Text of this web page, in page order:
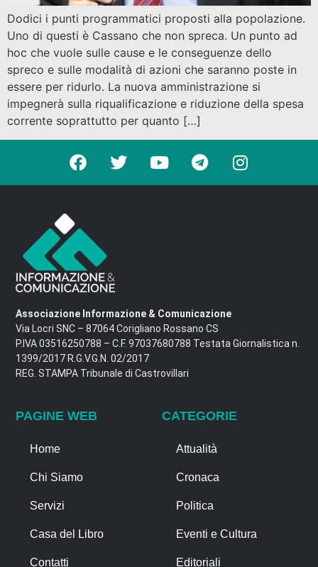
Dodici i punti programmatici proposti alla popolazione.
Uno di questi è Cassano che non spreca. Un punto ad
hoc che vuole sulle cause e le conseguenze dello
spreco e sulle modalità di azioni che saranno poste in
essere per ridurlo. La nuova amministrazione si
impegnerà sulla riqualificazione e riduzione della spesa
corrente soprattutto per quanto […]
Associazione Informazione & Comunicazione
Via Locri SNC – 87064 Corigliano Rossano CS
P.IVA 03516250788 – C.F. 97037680788 Testata Giornalistica n.
1399/2017 R.G.V.G.N. 02/2017
REG. STAMPA Tribunale di Castrovillari
PAGINE WEB
Home
Chi Siamo
Servizi
Casa del Libro
Contatti
CATEGORIE
Attualità
Cronaca
Politica
Eventi e Cultura
Editoriali